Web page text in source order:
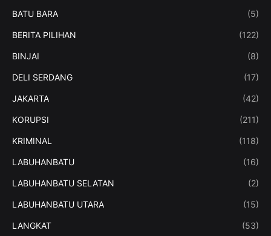
BATU BARA (5)
BERITA PILIHAN (122)
BINJAI (8)
DELI SERDANG (17)
JAKARTA (42)
KORUPSI (211)
KRIMINAL (118)
LABUHANBATU (16)
LABUHANBATU SELATAN (2)
LABUHANBATU UTARA (15)
LANGKAT (53)